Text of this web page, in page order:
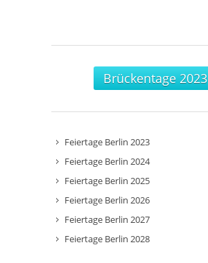
Brückentage 2023
Feiertage Berlin 2023
Feiertage Berlin 2024
Feiertage Berlin 2025
Feiertage Berlin 2026
Feiertage Berlin 2027
Feiertage Berlin 2028